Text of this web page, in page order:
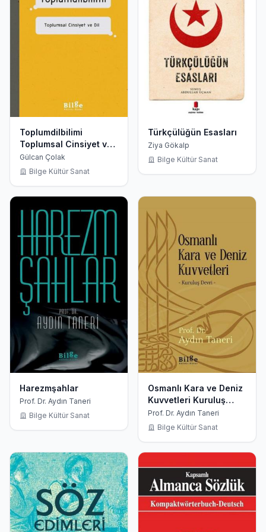
Toplumdilbilimi
Toplumsal Cinsiyet ve
Dil
Gülcan Çolak
Bilge Kültür Sanat
Türkçülüğün Esasları
Ziya Gökalp
Bilge Kültür Sanat
Harezmşahlar
Prof. Dr. Aydın Taneri
Bilge Kültür Sanat
Osmanlı Kara ve Deniz
Kuvvetleri Kuruluş
Devri
Prof. Dr. Aydın Taneri
Bilge Kültür Sanat